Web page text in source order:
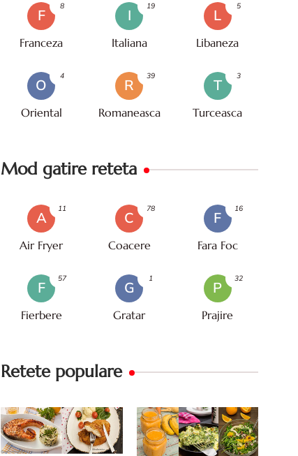
F
Franceza
8
I
Italiana
19
L
Libaneza
5
O
Oriental
4
R
Romaneasca
39
T
Turceasca
3
Mod gatire reteta
A
Air Fryer
11
C
Coacere
78
F
Fara Foc
16
F
Fierbere
57
G
Gratar
1
P
Prajire
32
Retete populare